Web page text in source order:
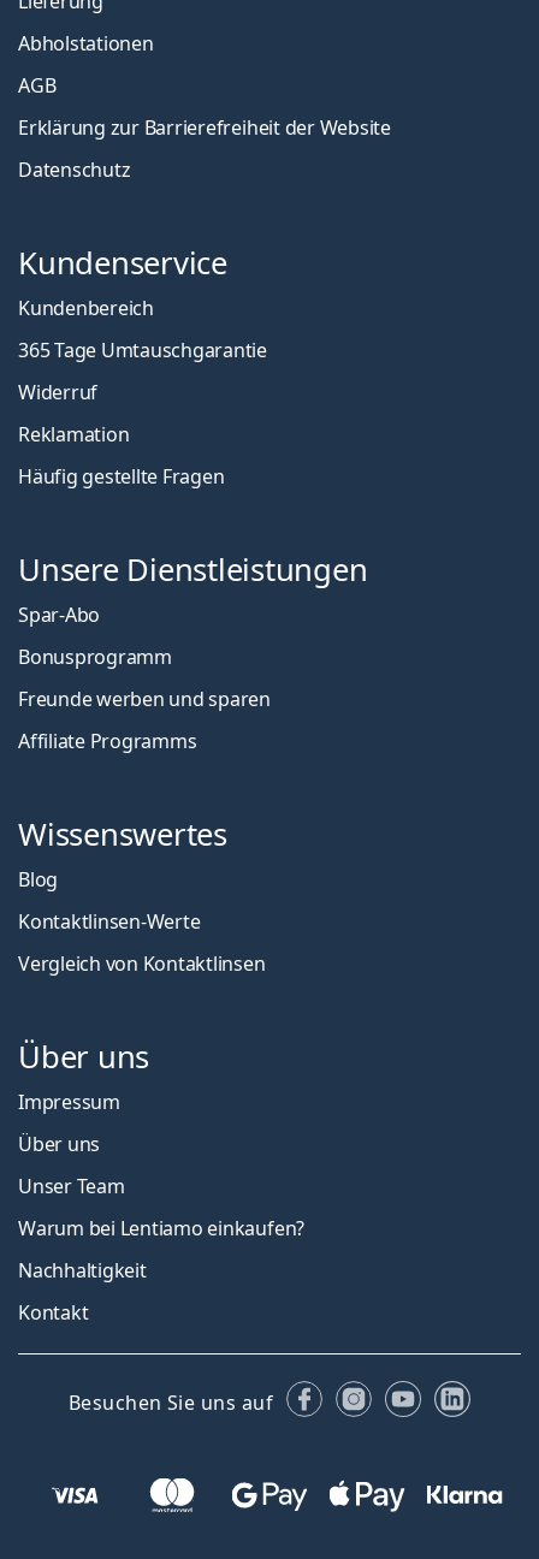
Abholstationen
AGB
Erklärung zur Barrierefreiheit der Website
Datenschutz
Kundenservice
Kundenbereich
365 Tage Umtauschgarantie
Widerruf
Reklamation
Häufig gestellte Fragen
Unsere Dienstleistungen
Spar-Abo
Bonusprogramm
Freunde werben und sparen
Affiliate Programms
Wissenswertes
Blog
Kontaktlinsen-Werte
Vergleich von Kontaktlinsen
Über uns
Impressum
Über uns
Unser Team
Warum bei Lentiamo einkaufen?
Nachhaltigkeit
Kontakt
Besuchen Sie uns auf FacebookInstagram
YouTube